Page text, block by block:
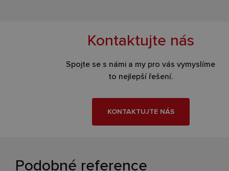
Kontaktujte nás
Spojte se s námi a my pro vás vymyslíme
to nejlepší řešení.
KONTAKTUJTE NÁS
Podobné reference